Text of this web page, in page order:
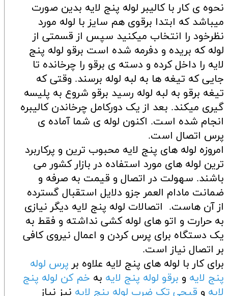
نحوه ی کار با کالیبر لوله پنج لایه بدین صورت
میباشد که ابتدا برقوی هم سایز با لوله مورد
نظرخود را انتخاب میکنید سپس از قسمتی از
لوله که بریده و دفرمه شده است برقو لوله پنج
لایه را داخل کرده و دسته ی برقو را چرخانده تا
جایی که تیغه ها به لبه لوله برسند. وقتی که
تیغه برقو به لبه لوله رسید برقو شروع به پلیسه
گیری میکند. بعد از یک دورکامل چرخاندن کالیبره
انجام شده است. اکنون لوله ی شما آماده ی
پرس اتصال است.
امروزه لوله های پنج لایه محبوب ترین و پرکاربرد
ترین لوله های مورد استفاده در بازار کشور می
باشند. سهولت در اتصال و قیمت به صرفه و
ضمانت مادام العمر جزو دلایل استقبال گسترده
از آن هاست. اتصالات لوله پنج لایه دیگر نیازی
به حرارت و اتو های لوله کشی نداشته و فقط به
یک دستگاه برای پرس کردن و اعمال نیروی کافی
بر اتصال نیاز است.
برای کار با لوله های پنج لایه علاوه بر پرس لوله
پنج لایه و برقو لوله پنج لایه به خم کن لوله پنج
لایه و قیچی تک ضرب لوله پنج لایه نیز نیاز